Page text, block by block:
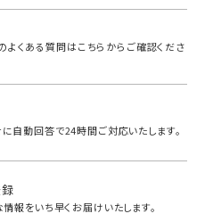
よくある質問はこちらからご確認くださ
自動回答で24時間ご対応いたします。
報をいち早く お届けいたします。